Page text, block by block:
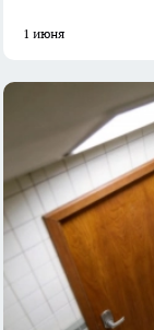
1 июня